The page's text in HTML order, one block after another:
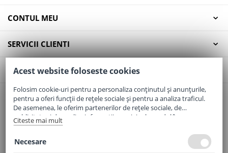
CONTUL MEU
SERVICII CLIENTI
CONTACT
Email:office@elaptepraf.ro
Telefon:0745-964-449
Adresa:Sos. Borsului, Nr. 20, Oradea, Jud. Bihor
Acest website foloseste cookies
Folosim cookie-uri pentru a personaliza conținutul și anunțurile,
pentru a oferi funcții de rețele sociale și pentru a analiza traficul.
De asemenea, le oferim partenerilor de rețele sociale, de
publicitate și de analize informații cu privire la modul în care
folosiți site-ul nostru. Aceștia le pot combina cu alte informații
Citeste mai mult
Necesare